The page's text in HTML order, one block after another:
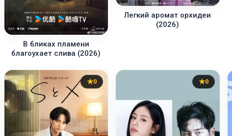
В бликах пламени
благоухает слива (2026)
Легкий аромат орхидеи
(2026)
0 0